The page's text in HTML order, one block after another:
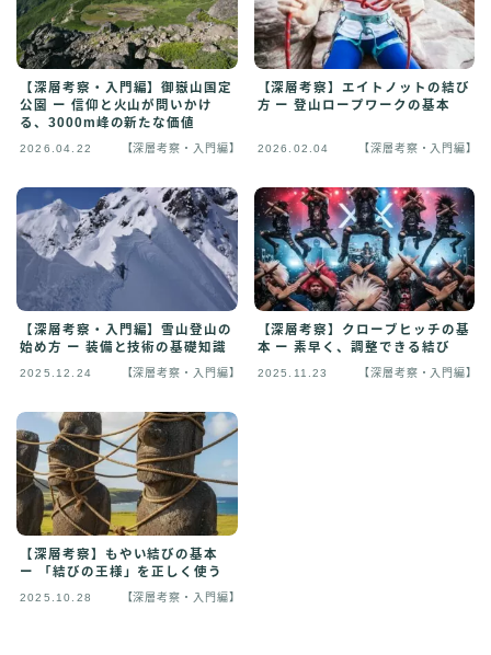
【深層考察・入門編】御嶽山国定
公園 ー 信仰と火山が問いかけ
る、3000m峰の新たな価値
2026.04.22 【深層考察・入門編】
【深層考察】エイトノットの結び
方 ー 登山ロープワークの基本
2026.02.04 【深層考察・入門編】
【深層考察・入門編】雪山登山の
始め方 ー 装備と技術の基礎知識
2025.12.24 【深層考察・入門編】
【深層考察】クローブヒッチの基
本 ー 素早く、調整できる結び
2025.11.23 【深層考察・入門編】
【深層考察】もやい結びの基本
ー 「結びの王様」を正しく使う
2025.10.28 【深層考察・入門編】